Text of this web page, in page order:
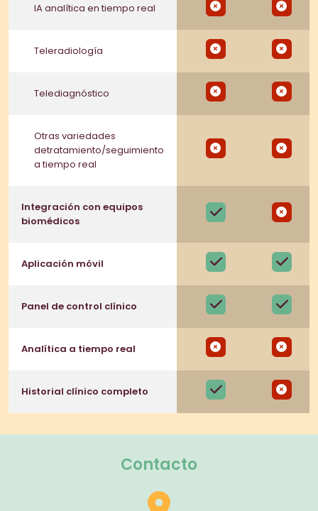
IA analítica en tiempo real
Teleradiología
Telediagnóstico
Otras variedades
detratamiento/seguimiento
a tiempo real
Integración con equipos
biomédicos
Aplicación móvil
Panel de control clínico
Analítica a tiempo real
Historial clínico completo
Contacto